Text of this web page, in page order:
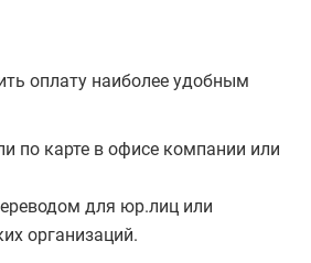
оплату наиболее удобным
по карте в офисе компании или
для юр.лиц или
организаций.